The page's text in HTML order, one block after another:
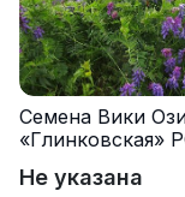
Семена Вики
«Глинковская»
Не указана